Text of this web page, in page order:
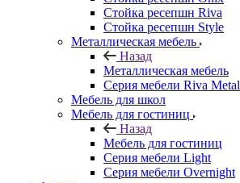
Стойка ресепшн Riva
Стойка ресепшн Style
Металлическая мебель
Назад
Металлическая мебель
Серия мебели Riva Metal
Мебель для школ
Мебель для гостиниц
Назад
Мебель для гостиниц
Серия мебели Light
Серия мебели Overnight